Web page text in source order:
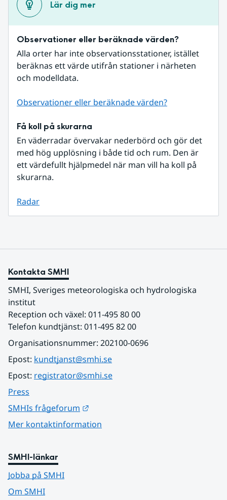
Lär dig mer
Observationer eller beräknade värden?
Alla orter har inte observationsstationer, istället
beräknas ett värde utifrån stationer i närheten
och modelldata.
Observationer eller beräknade värden?
Få koll på skurarna
En väderradar övervakar nederbörd och gör det
med hög upplösning i både tid och rum. Den är
ett värdefullt hjälpmedel när man vill ha koll på
skurarna.
Radar
Kontakta SMHI
SMHI, Sveriges meteorologiska och hydrologiska
institut
Reception och växel: 011-495 80 00
Telefon kundtjänst: 011-495 82 00
Organisationsnummer: 202100-0696
Epost: kundtjanst@smhi.se
Epost: registrator@smhi.se
Press
SMHIs frågeforum
Mer kontaktinformation
SMHI-länkar
Jobba på SMHI
Om SMHI